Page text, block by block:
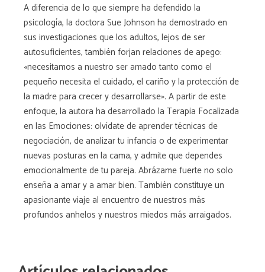
A diferencia de lo que siempre ha defendido la
psicología, la doctora Sue Johnson ha demostrado en
sus investigaciones que los adultos, lejos de ser
autosuficientes, también forjan relaciones de apego:
«necesitamos a nuestro ser amado tanto como el
pequeño necesita el cuidado, el cariño y la protección de
la madre para crecer y desarrollarse». A partir de este
enfoque, la autora ha desarrollado la Terapia Focalizada
en las Emociones: olvídate de aprender técnicas de
negociación, de analizar tu infancia o de experimentar
nuevas posturas en la cama, y admite que dependes
emocionalmente de tu pareja. Abrázame fuerte no solo
enseña a amar y a amar bien. También constituye un
apasionante viaje al encuentro de nuestros más
profundos anhelos y nuestros miedos más arraigados.